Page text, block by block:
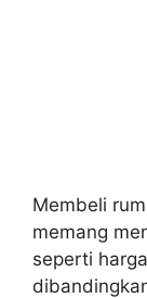
Membeli
memang
seperti